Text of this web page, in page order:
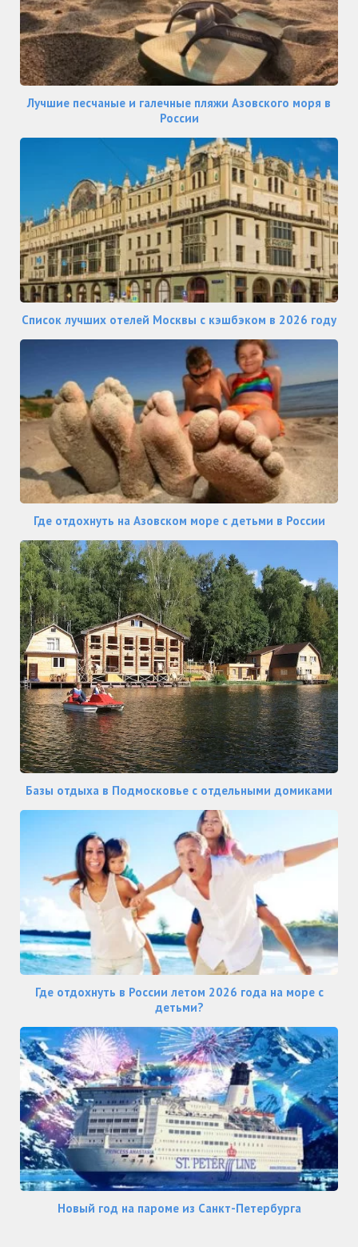
Лучшие песчаные и галечные пляжи Азовского моря в
России
Список лучших отелей Москвы с кэшбэком в 2026 году
Где отдохнуть на Азовском море с детьми в России
Базы отдыха в Подмосковье с отдельными домиками
Где отдохнуть в России летом 2026 года на море с
детьми?
Новый год на пароме из Санкт-Петербурга